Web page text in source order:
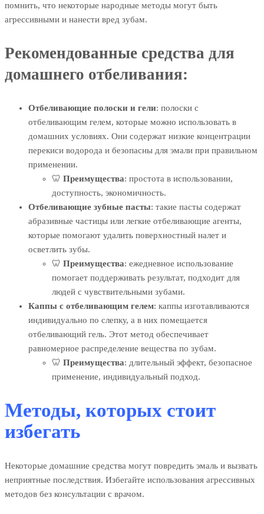
помнить, что некоторые народные методы могут быть
агрессивными и нанести вред зубам.
Рекомендованные средства для
домашнего отбеливания:
Отбеливающие полоски и гели: полоски с
отбеливающим гелем, которые можно использовать в
домашних условиях. Они содержат низкие концентрации
перекиси водорода и безопасны для эмали при правильном
применении.
🦷 Преимущества: простота в использовании,
доступность, экономичность.
Отбеливающие зубные пасты: такие пасты содержат
абразивные частицы или легкие отбеливающие агенты,
которые помогают удалить поверхностный налет и
осветлить зубы.
🦷 Преимущества: ежедневное использование
помогает поддерживать результат, подходит для
людей с чувствительными зубами.
Каппы с отбеливающим гелем: каппы изготавливаются
индивидуально по слепку, а в них помещается
отбеливающий гель. Этот метод обеспечивает
равномерное распределение вещества по зубам.
🦷 Преимущества: длительный эффект, безопасное
применение, индивидуальный подход.
Методы, которых стоит
избегать
Некоторые домашние средства могут повредить эмаль и вызвать
неприятные последствия. Избегайте использования агрессивных
методов без консультации с врачом.